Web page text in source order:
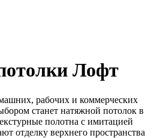
Лофт
рабочих и коммерческих
станет натяжной потолок в
полотна с имитацией
отделку верхнего пространства